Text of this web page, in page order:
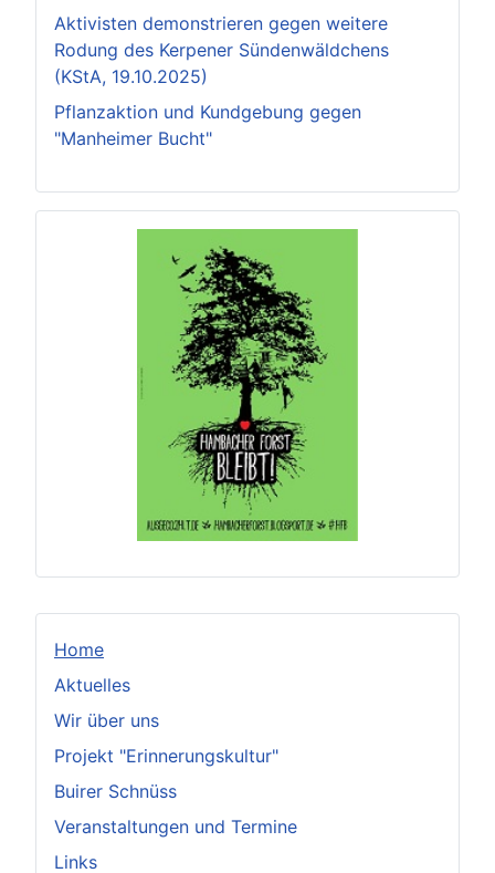
Home
Aktuelles
Wir über uns
Projekt "Erinnerungskultur"
Buirer Schnüss
Veranstaltungen und Termine
Links
Aktivisten demonstrieren gegen weitere
Rodung des Kerpener Sündenwäldchens
(KStA, 19.10.2025)
Pflanzaktion und Kundgebung gegen
"Manheimer Bucht"